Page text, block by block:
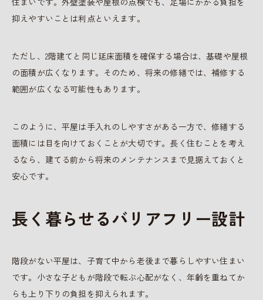
抑えやすいことは利点といえます。
ただし、2階建てと同じ延床面積を確保する場合は、基礎や屋根
の面積が広くなります。そのため、将来の修繕では、補修する
範囲が広くなる可能性もあります。
このように、平屋は手入れのしやすさがある一方で、修繕する
面積には目を向けておくことが大切です。長く住むことを考え
るなら、建てる前から将来のメンテナンスまで見据えておくと
安心です。
長く暮らせるバリアフリー設計
階段がない平屋は、子育て中から老後まで暮らしやすい住まい
です。小さな子どもが階段で転ぶ心配がなく、年齢を重ねてか
らも上り下りの負担を抑えられます。